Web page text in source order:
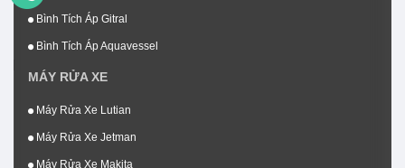
Bình Tích Áp Gitral
Bình Tích Áp Aquavessel
MÁY RỬA XE
Máy Rửa Xe Lutian
Máy Rửa Xe Jetman
Máy Rửa Xe Makita